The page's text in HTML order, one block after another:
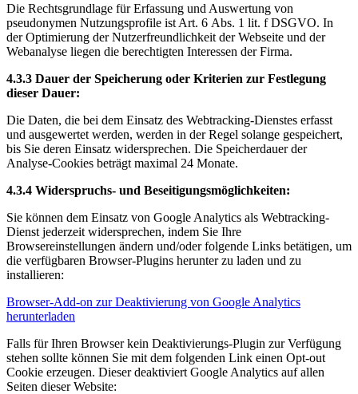
Die Rechtsgrundlage für Erfassung und Auswertung von
pseudonymen Nutzungsprofile ist Art. 6 Abs. 1 lit. f DSGVO. In
der Optimierung der Nutzerfreundlichkeit der Webseite und der
Webanalyse liegen die berechtigten Interessen der Firma.
4.3.3 Dauer der Speicherung oder Kriterien zur Festlegung
dieser Dauer:
Die Daten, die bei dem Einsatz des Webtracking-Dienstes erfasst
und ausgewertet werden, werden in der Regel solange gespeichert,
bis Sie deren Einsatz widersprechen. Die Speicherdauer der
Analyse-Cookies beträgt maximal 24 Monate.
4.3.4 Widerspruchs- und Beseitigungsmöglichkeiten:
Sie können dem Einsatz von Google Analytics als Webtracking-
Dienst jederzeit widersprechen, indem Sie Ihre
Browsereinstellungen ändern und/oder folgende Links betätigen, um
die verfügbaren Browser-Plugins herunter zu laden und zu
installieren:
Browser-Add-on zur Deaktivierung von Google Analytics
herunterladen
Falls für Ihren Browser kein Deaktivierungs-Plugin zur Verfügung
stehen sollte können Sie mit dem folgenden Link einen Opt-out
Cookie erzeugen. Dieser deaktiviert Google Analytics auf allen
Seiten dieser Website: